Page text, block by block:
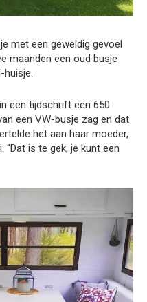
met een geweldig gevoel
maanden een oud busje
huisje.
een tijdschrift een 650
een VW-busje zag en dat
het aan haar moeder,
“Dat is te gek, je kunt een